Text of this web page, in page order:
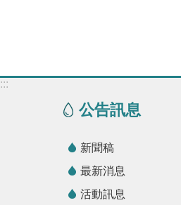
:::
公告訊息
新聞稿
最新消息
活動訊息